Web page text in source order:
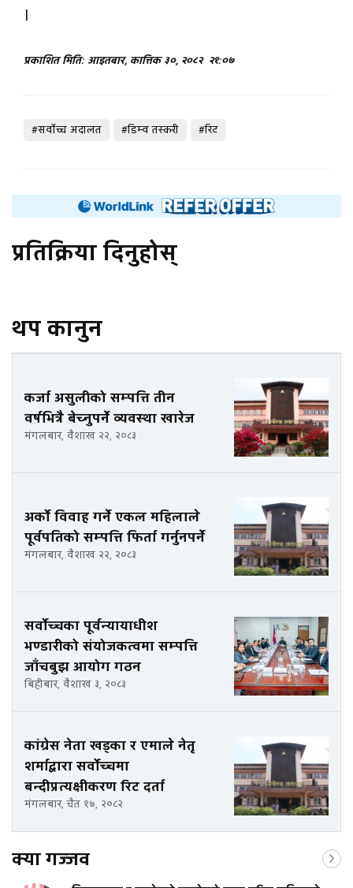
।
प्रकाशित मिति: आइतबार, कात्तिक ३०, २०८२ २१:०७
#सर्वोच्च अदालत #डिम्व तस्करी #रिट
प्रतिक्रिया दिनुहोस्
थप कानुन
कर्जा असुलीको सम्पत्ति तीन
वर्षभित्रै बेच्नुपर्ने व्यवस्था खारेज
मंगलबार, वैशाख २२, २०८३
अर्को विवाह गर्ने एकल महिलाले
पूर्वपतिको सम्पत्ति फिर्ता गर्नुनपर्ने
मंगलबार, वैशाख २२, २०८३
सर्वोच्चका पूर्वन्यायाधीश
भण्डारीको संयोजकत्वमा सम्पत्ति
जाँचबुझ आयोग गठन
बिहीबार, वैशाख ३, २०८३
कांग्रेस नेता खड्का र एमाले नेतृ
शर्माद्वारा सर्वोच्चमा
बन्दीप्रत्यक्षीकरण रिट दर्ता
मंगलबार, चैत १७, २०८२
क्या गज्जव